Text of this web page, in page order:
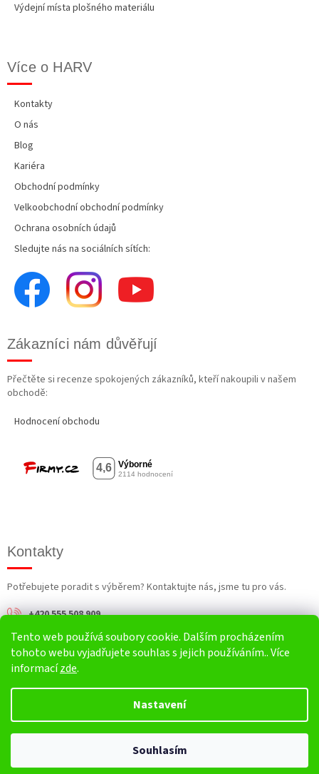
Tento web používá soubory cookie. Dalším procházením
tohoto webu vyjadřujete souhlas s jejich používáním.. Více
informacízde.
Nastavení
Souhlasím
Výdejní místa plošného materiálu
Více o HARV
Kontakty
O nás
Blog
Kariéra
Obchodní podmínky
Velkoobchodní obchodní podmínky
Ochrana osobních údajů
Sledujte nás na sociálních sítích:
Zákazníci nám důvěřují
Přečtěte si recenze spokojených zákazníků, kteří nakoupili v našem
obchodě:
Hodnocení obchodu
Kontakty
Potřebujete poradit s výběrem? Kontaktujte nás, jsme tu pro vás.
+420 555 508 909
info@harv.cz
HARV.cz. Všechna práva vyhrazena.